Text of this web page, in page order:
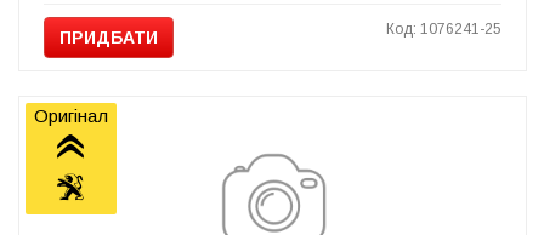
ПРИДБАТИ Код: 1076241-25
Оригінал